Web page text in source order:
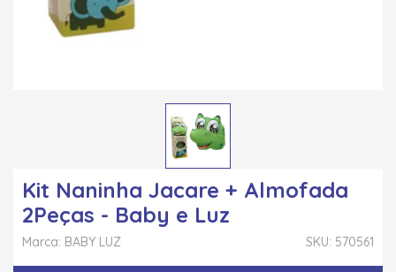
Kit Naninha Jacare + Almofada
2Peças - Baby e Luz
SKU: 570561
Marca: BABY LUZ